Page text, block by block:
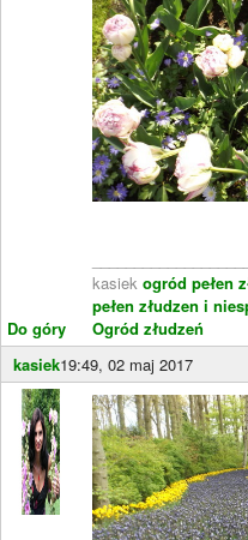
Do góry
kasiek ogród pełen
pełen złudzen i
Ogród złudzeń
kasiek19:49, 02 maj 2017